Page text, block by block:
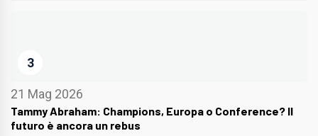
3
21 Mag 2026
Tammy Abraham: Champions, Europa o Conference? Il
futuro è ancora un rebus